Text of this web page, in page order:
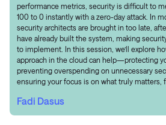
performance metrics, security is difficult to
100 to 0 instantly with a zero-day attack. In
security architects are brought in too late,
have already built the system, making
to implement. In this session, we’ll explore
approach in the cloud can help—protecting
preventing overspending on unnecessary
ensuring your focus is on what truly matters,
Fadi Dasus